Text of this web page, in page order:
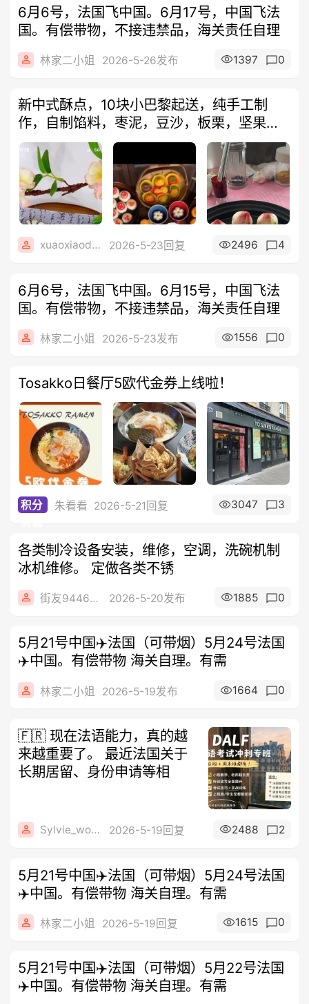
6月6号，法国飞中国。6月17号，中国飞法
国。有偿带物，不接违禁品，海关责任自理
林家二小姐 2026-5-26发布 1397 0
新中式酥点，10块小巴黎起送，纯手工制
作，自制馅料，枣泥，豆沙，板栗，坚果，
蔓越
xuaoxiaodewo 2026-5-23回复 2496 4
6月6号，法国飞中国。6月15号，中国飞法
国。有偿带物，不接违禁品，海关责任自理
林家二小姐 2026-5-23发布 1556 0
Tosakko日餐厅5欧代金券上线啦！
积分
朱看看 2026-5-21回复 3047 3
各类制冷设备安装，维修，空调，洗碗机制
冰机维修。 定做各类不锈
街友94468693 2026-5-20发布 1885 0
5月21号中国✈️法国（可带烟）5月24号法国
✈️中国。有偿带物 海关自理。有需
林家二小姐 2026-5-19发布 1664 0
🇫🇷 现在法语能力，真的越
来越重要了。 最近法国关于
长期居留、身份申请等相
Sylvie_wong 2026-5-19回复 2488 2
5月21号中国✈️法国（可带烟）5月24号法国
✈️中国。有偿带物 海关自理。有需
林家二小姐 2026-5-19回复 1615 0
5月21号中国✈️法国（可带烟）5月22号法国
✈️中国。有偿带物 海关自理。有需